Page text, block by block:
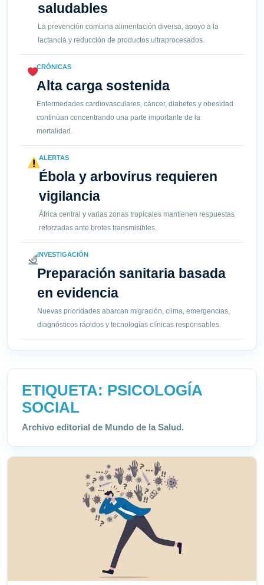
saludables
La prevención combina alimentación diversa, apoyo a la
lactancia y reducción de productos ultraprocesados.
CRÓNICAS
Alta carga sostenida
Enfermedades cardiovasculares, cáncer, diabetes y obesidad
continúan concentrando una parte importante de la
mortalidad.
ALERTAS
Ébola y arbovirus requieren
vigilancia
África central y varias zonas tropicales mantienen respuestas
reforzadas ante brotes transmisibles.
INVESTIGACIÓN
Preparación sanitaria basada
en evidencia
Nuevas prioridades abarcan migración, clima, emergencias,
diagnósticos rápidos y tecnologías clínicas responsables.
ETIQUETA: PSICOLOGÍA
SOCIAL
Archivo editorial de Mundo de la Salud.